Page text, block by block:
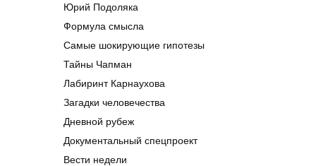
Юрий Подоляка
Формула смысла
Самые шокирующие гипотезы
Тайны Чапман
Лабиринт Карнаухова
Загадки человечества
Дневной рубеж
Документальный спецпроект
Вести недели